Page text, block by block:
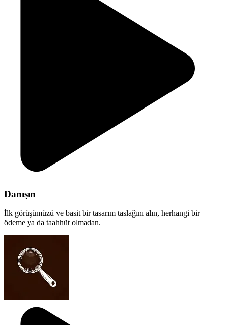
Danışın
İlk görüşümüzü ve basit bir tasarım taslağını alın, herhangi bir
ödeme ya da taahhüt olmadan.